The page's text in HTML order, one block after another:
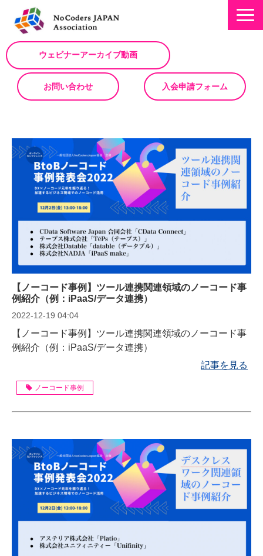
ウェビナーアーカイブ動画
お問い合わせ 入会申請フォーム
お知らせ/NEWS
NoCodeサミット
イベント一覧
入会について
No Code サービスを動画で紹介
ノーコードコラム
【ノーコード事例】ツール連携関連領域のノーコード事
例紹介（例：iPaaS/データ連携）
2022-12-19 04:04
【ノーコード事例】ツール連携関連領域のノーコード事
例紹介（例：iPaaS/データ連携）
記事を見る
ノーコード事例